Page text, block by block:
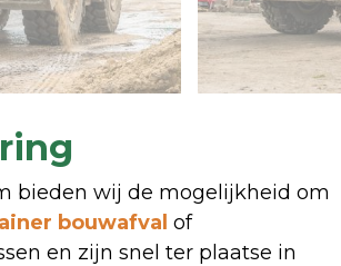
bieden wij de mogelijkheid om
bouwafval of
en zijn snel ter plaatse in